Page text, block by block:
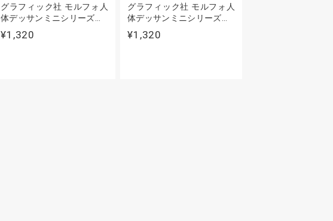
グラフィック社 モルフォ人
体デッサンミニシリーズ…
¥1,320
グラフィック社 モルフォ人
体デッサンミニシリーズ…
¥1,320